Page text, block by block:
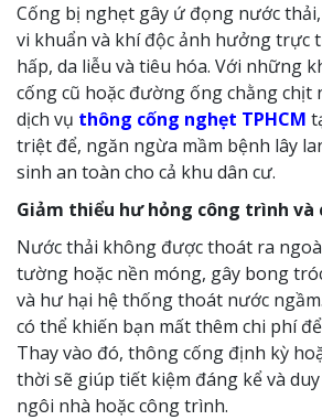
Cống bị nghẹt gây ứ đọng nước
vi khuẩn và khí độc ảnh hưởng trực
hấp, da liễu và tiêu hóa. Với những
cống cũ hoặc đường ống chằng chịt
dịch vụ thông cống nghẹt TPHCM
triệt để, ngăn ngừa mầm bệnh lây
sinh an toàn cho cả khu dân cư.
Giảm thiểu hư hỏng công trình và
Nước thải không được thoát ra
tường hoặc nền móng, gây bong
và hư hại hệ thống thoát nước
có thể khiến bạn mất thêm chi phí
Thay vào đó, thông cống định kỳ
thời sẽ giúp tiết kiệm đáng kể và
ngôi nhà hoặc công trình.